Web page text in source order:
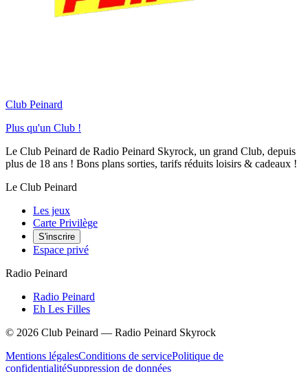
Club Peinard
Plus qu'un Club !
Le Club Peinard de Radio Peinard Skyrock, un grand Club, depuis
plus de 18 ans ! Bons plans sorties, tarifs réduits loisirs & cadeaux !
Le Club Peinard
Les jeux
Carte Privilège
S'inscrire
Espace privé
Radio Peinard
Radio Peinard
Eh Les Filles
© 2026 Club Peinard — Radio Peinard Skyrock
Mentions légalesConditions de servicePolitique de
confidentialitéSuppression de données